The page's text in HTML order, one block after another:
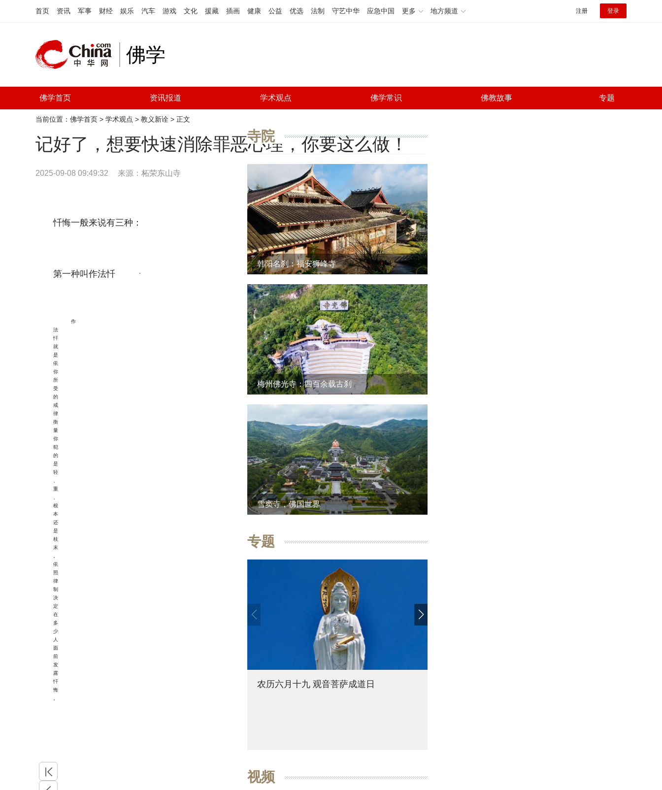
首页 资讯 军事 财经 娱乐 汽车 游戏 文化 援藏 插画 健康 公益 优选 法制 守艺中华 应急中国 更多 地方频道 注册 登录
佛学
佛学首页 资讯报道 学术观点 佛学常识 佛教故事 专题
当前位置： 佛学首页 > 学术观点 > 教义新诠 > 正文
记好了，想要快速消除罪恶心理，你要这么做！
2025-09-08 09:49:32 来源： 柘荣东山寺 分享
微博
A+
忏悔一般来说有三种：
第一种叫作法忏
作
法
忏
就
是
依
你
所
受
的
戒
律
衡
量
你
犯
的
是
轻
重
根
本
还
是
枝
末
依
照
律
制
决
定
在
多
少
人
面
前
发
露
忏
悔
寺院
韩阳名刹：福安狮峰寺
梅州佛光寺：四百余载古刹
雪窦寺，佛国世界
专题
农历六月十九 观音菩萨成道日
视频